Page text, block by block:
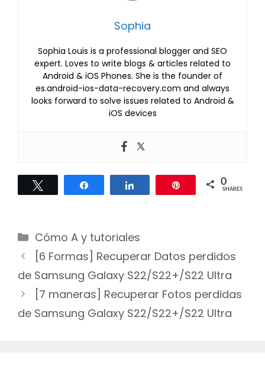
Sophia
Sophia Louis is a professional blogger and SEO
expert. Loves to write blogs & articles related to
Android & iOS Phones. She is the founder of
es.android-ios-data-recovery.com and always
looks forward to solve issues related to Android &
iOS devices
0
SHARES
Categories
Cómo A y tutoriales
Post
navigation
[6 Formas] Recuperar Datos perdidos
de Samsung Galaxy S22/S22+/S22 Ultra
[7 maneras] Recuperar Fotos perdidas
de Samsung Galaxy S22/S22+/S22 Ultra